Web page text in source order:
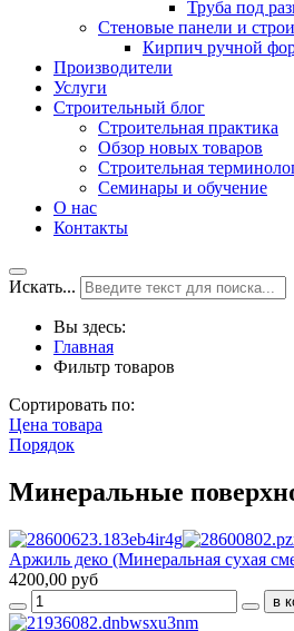
Труба под
Стеновые панели и
Кирпич ручной
Производители
Услуги
Строительный блог
Строительная практика
Обзор новых товаров
Строительная
Семинары и обучение
О нас
Контакты
Искать...
Вы здесь:
Главная
Фильтр товаров
Сортировать по:
Цена товара
Порядок
Минеральные
Аржиль деко (Минеральная сухая
4200,00 руб